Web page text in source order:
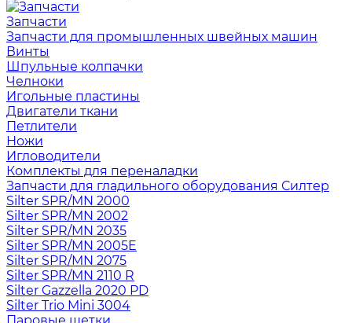
Запчасти
Запчасти для промышленных швейных машин
Винты
Шпульные колпачки
Челноки
Игольные пластины
Двигатели ткани
Петлители
Ножи
Игловодители
Комплекты для переналадки
Запчасти для гладильного оборудования Силтер
Silter SPR/MN 2000
Silter SPR/MN 2002
Silter SPR/MN 2035
Silter SPR/MN 2005E
Silter SPR/MN 2075
Silter SPR/MN 2110 R
Silter Gazzella 2020 PD
Silter Trio Mini 3004